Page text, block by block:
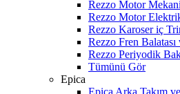
Rezzo Motor
Rezzo Motor
Rezzo Karoser iç
Rezzo Fren
Rezzo Periyodik
Tümünü Gör
Epica
Epica Arka Takım